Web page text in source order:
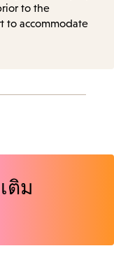
to the
to accommodate
ติม